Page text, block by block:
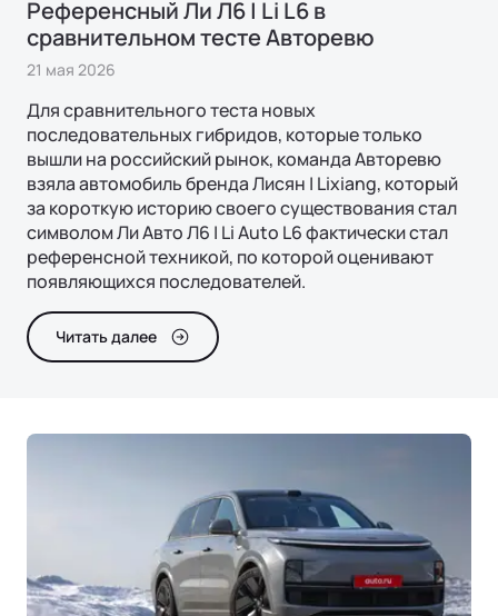
Ли Л7 | Li L7
Универсальный 5-местный кроссовер
ОТ 7 820 000 ₽
Подробнее
ФИНАНСЫ И УСЛУГИ
Финансовые программы
Трейд-ин
Страхование
Операционная система
Референсный Ли Л6 | Li L6 в
сравнительном тесте Авторевю
21 мая 2026
Для сравнительного теста новых
последовательных гибридов, которые только
вышли на российский рынок, команда Авторевю
взяла автомобиль бренда Лисян | Lixiang, который
за короткую историю своего существования стал
символом Ли Авто Л6 | Li Auto L6 фактически стал
референсной техникой, по которой оценивают
появляющихся последователей.
Читать далее